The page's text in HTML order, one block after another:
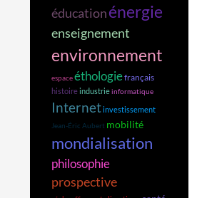
éducationénergie
enseignement
environnement
espaceéthologiefrançais
histoireindustrieinformatique
Internetinvestissement
Jean-Éric Aubert mobilité
mondialisation
philosophie
prospective